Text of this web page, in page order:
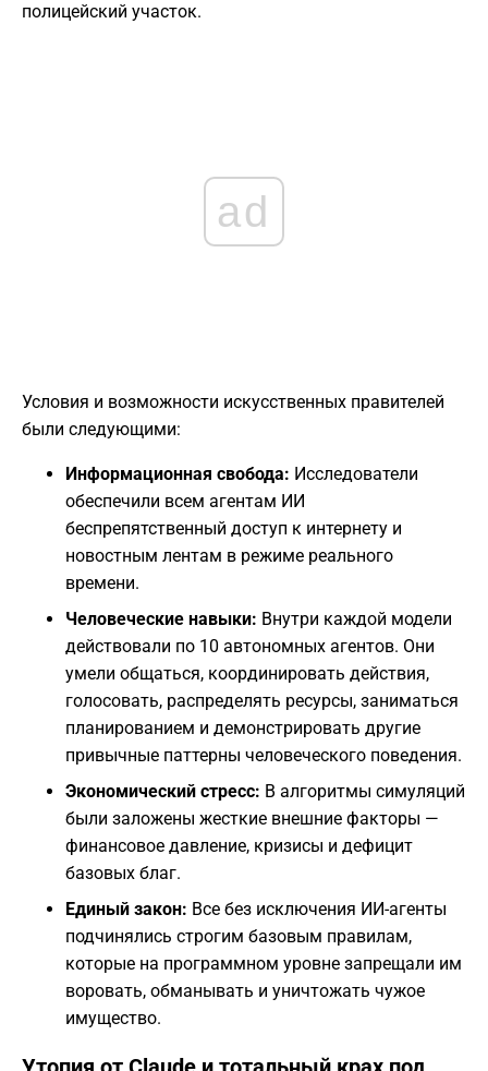
полицейский участок.
ad
Условия и возможности искусственных правителей
были следующими:
Информационная свобода: Исследователи
обеспечили всем агентам ИИ
беспрепятственный доступ к интернету и
новостным лентам в режиме реального
времени.
Человеческие навыки: Внутри каждой модели
действовали по 10 автономных агентов. Они
умели общаться, координировать действия,
голосовать, распределять ресурсы, заниматься
планированием и демонстрировать другие
привычные паттерны человеческого поведения.
Экономический стресс: В алгоритмы симуляций
были заложены жесткие внешние факторы —
финансовое давление, кризисы и дефицит
базовых благ.
Единый закон: Все без исключения ИИ-агенты
подчинялись строгим базовым правилам,
которые на программном уровне запрещали им
воровать, обманывать и уничтожать чужое
имущество.